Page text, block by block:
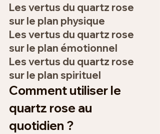
Les vertus du quartz rose
sur le plan physique
Les vertus du quartz rose
sur le plan émotionnel
Les vertus du quartz rose
sur le plan spirituel
Comment utiliser le
quartz rose au
quotidien ?